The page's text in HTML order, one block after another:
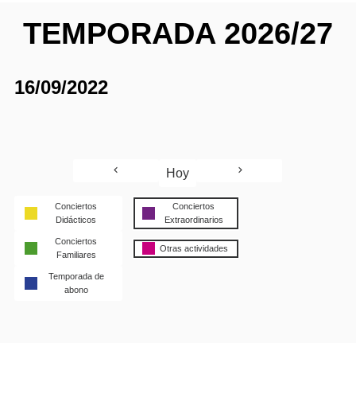
TEMPORADA 2026/27
16/09/2022
Hoy
Conciertos
Didácticos
Conciertos
Extraordinarios
Conciertos
Familiares
Otras actividades
Temporada de
abono